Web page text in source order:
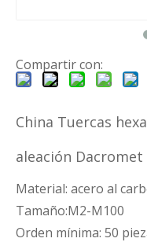
Compartir con:
China Tuercas
aleación Dacromet
Material: acero al
Tamaño:M2-M100
Orden mínima: 50